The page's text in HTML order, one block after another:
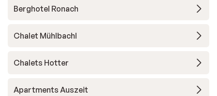
Berghotel Ronach
Chalet Mühlbachl
Chalets Hotter
Apartments Auszeit